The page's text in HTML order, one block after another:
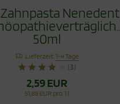
Nenedent
50ml
Lieferzeit:1-4 Tage
(3)
2,59 EUR
51,88 EUR pro 1 l